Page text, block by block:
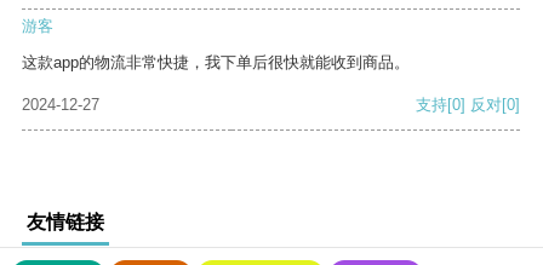
游客
这款app的物流非常快捷，我下单后很快就能收到商品。
2024-12-27 支持[0] 反对[0]
友情链接